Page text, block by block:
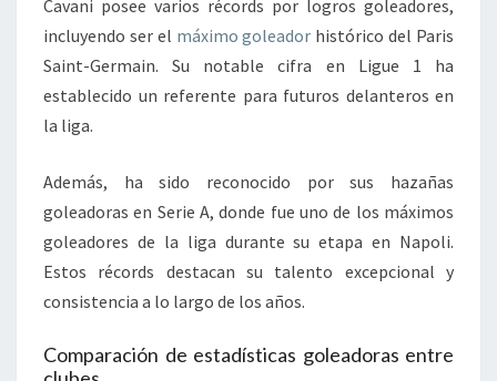
Cavani posee varios récords por logros goleadores,
incluyendo ser el máximo goleador histórico del Paris
Saint-Germain. Su notable cifra en Ligue 1 ha
establecido un referente para futuros delanteros en
la liga.
Además, ha sido reconocido por sus hazañas
goleadoras en Serie A, donde fue uno de los máximos
goleadores de la liga durante su etapa en Napoli.
Estos récords destacan su talento excepcional y
consistencia a lo largo de los años.
Comparación de estadísticas goleadoras entre